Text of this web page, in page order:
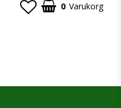
0 Varukorg